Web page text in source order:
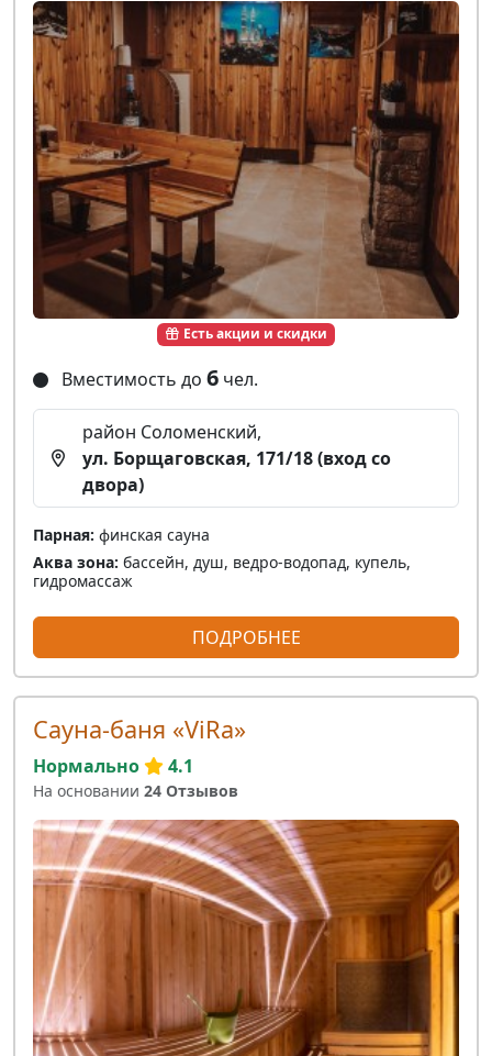
Есть акции и скидки
Вместимость до 6 чел.
район Соломенский,
ул. Борщаговская, 171/18 (вход со
двора)
Парная: финская сауна
Аква зона: бассейн, душ, ведро-водопад, купель,
гидромассаж
ПОДРОБНЕЕ
Сауна-баня «ViRa»
Нормально 4.1
На основании 24 Отзывов